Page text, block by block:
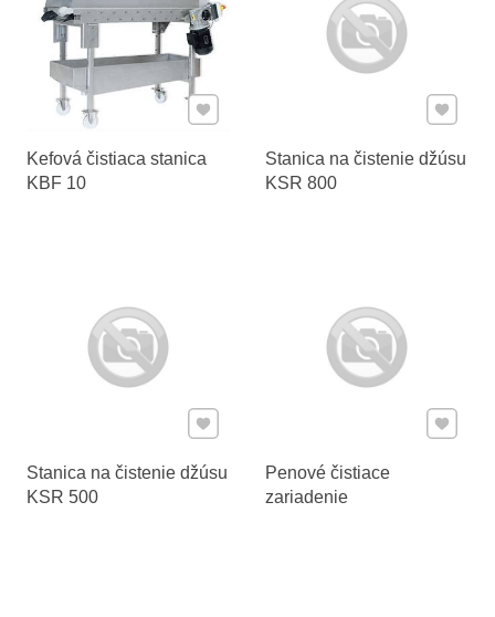
Kefová čistiaca stanica
KBF 10
Pridať k Obľúbeným
Stanica na čistenie džúsu
KSR 800
Pridať
Stanica na čistenie džúsu
KSR 500
Pridať k Obľúbeným
Penové čistiace
zariadenie
Pridať